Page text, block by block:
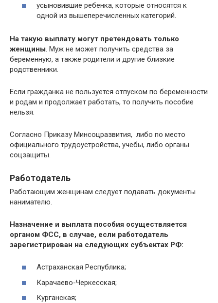
усыновившие ребенка, которые относятся к
одной из вышеперечисленных категорий.
На такую выплату могут претендовать только
женщины . Муж не может получить средства за
беременную, а также родители и другие близкие
родственники.
Если гражданка не пользуется отпуском по беременности
и родам и продолжает работать, то получить пособие
нельзя.
Согласно Приказу Минсоцразвития, либо по место
официального трудоустройства, учебы, либо органы
соцзащиты.
Работодатель
Работающим женщинам следует подавать документы
нанимателю.
Назначение и выплата пособия осуществляется
органом ФСС, в случае, если работодатель
зарегистрирован на следующих субъектах РФ:
Астраханская Республика;
Карачаево-Черкесская;
Курганская;